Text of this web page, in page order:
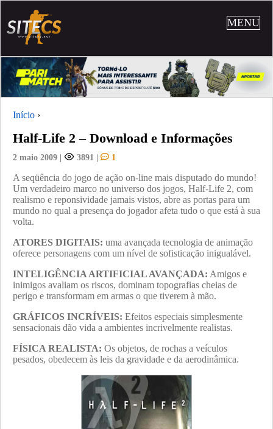
MENU
Início ›
Half-Life 2 – Download e Informações
2 maio 2009 | 3891 | 1
A seqüência do jogo de ação on-line mais disputado do mundo!
Um verdadeiro marco no universo dos jogos, Half-Life 2, com
realismo e reponsividade jamais vistos, abre as portas para um
mundo no qual a presença do jogador afeta tudo o que está à sua
volta.
ATORES DIGITAIS: uma avançada tecnologia de animação
oferece personagens com um nível de sofisticação inigualável.
INTELIGÊNCIA ARTIFICIAL AVANÇADA: Amigos e
inimigos avaliam os riscos, dominam topografias cheias de
perigo e transformam em armas o que tiverem à mão.
GRÁFICOS INCRÍVEIS: Efeitos especiais simplesmente
sensacionais dão vida a ambientes incrivelmente realistas.
FÍSICA REALISTA: Os objetos, de rochas a veículos
pesados, obedecem às leis da gravidade e da aerodinâmica.